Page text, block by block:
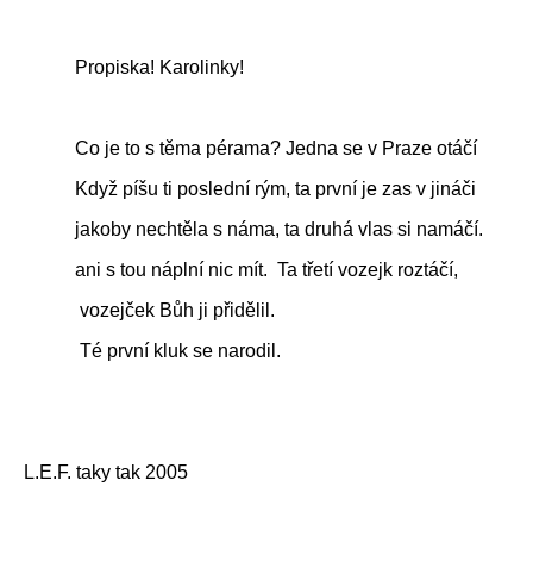
Propiska! Karolinky!
Co je to s těma pérama? Jedna se v Praze otáčí
Když píšu ti poslední rým, ta první je zas v jináči
jakoby nechtěla s náma, ta druhá vlas si namáčí.
ani s tou náplní nic mít. Ta třetí vozejk roztáčí,
vozejček Bůh ji přidělil.
Té první kluk se narodil.
L.E.F. taky tak 2005